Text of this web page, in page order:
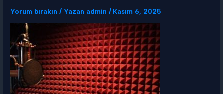
Yorum bırakın / Yazan admin/ Kasım 6, 2025